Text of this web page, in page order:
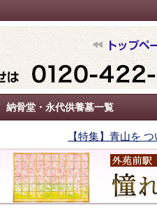
納骨堂・永代供養墓一覧
【特集】青山を